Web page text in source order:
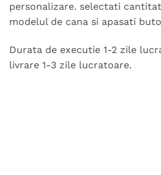
personalizare. selectati
modelul de cana si apasati
Durata de executie 1-2 zile
livrare 1-3 zile lucratoare.